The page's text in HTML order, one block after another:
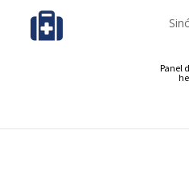
Panel